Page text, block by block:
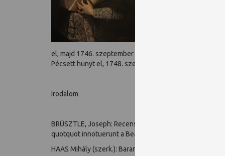
a mallei püspöki címet
püspök (1735-1739)
főispánságát. Utóbbi
után, Berényi december
1741. február 25-én. Ez
el, majd 1746. szeptember 4-én felszentelte Szent
Pécsett hunyt el, 1748. szeptember 25-én.
Irodalom
BRÜSZTLE, Joseph: Recensio universi cleri diocensis
quotquot innotuerunt a Beato Petro apostolo
HAAS Mihály (szerk.): Baranya földirati, statisticai és